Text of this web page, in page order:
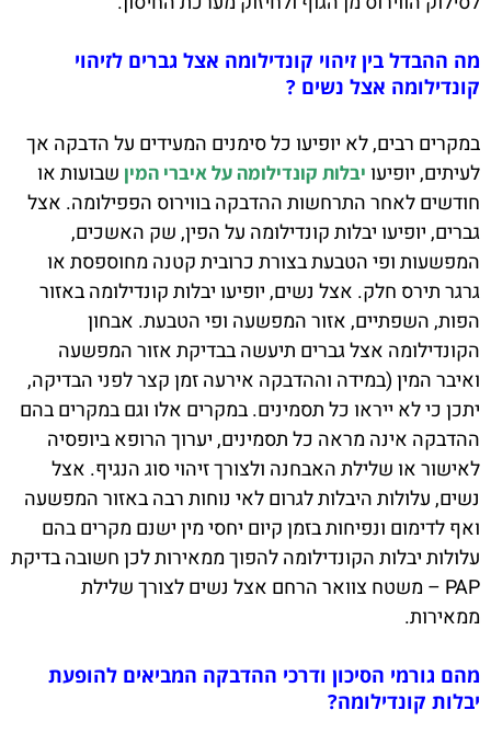
מה ההבדל בין זיהוי קונדילומה אצל גברים לזיהוי
קונדילומה אצל נשים ?
במקרים רבים, לא יופיעו כל סימנים המעידים על הדבקה אך
לעיתים, יופיעו יבלות קונדילומה על איברי המין שבועות או
חודשים לאחר התרחשות ההדבקה בווירוס הפפילומה. אצל
גברים, יופיעו יבלות קונדילומה על הפין, שק האשכים,
המפשעות ופי הטבעת בצורת כרובית קטנה מחוספסת או
גרגר תירס חלק. אצל נשים, יופיעו יבלות קונדילומה באזור
הפות, השפתיים, אזור המפשעה ופי הטבעת. אבחון
הקונדילומה אצל גברים תיעשה בבדיקת אזור המפשעה
ואיבר המין (במידה וההדבקה אירעה זמן קצר לפני הבדיקה,
יתכן כי לא ייראו כל תסמינים. במקרים אלו וגם במקרים בהם
ההדבקה אינה מראה כל תסמינים, יערוך הרופא ביופסיה
לאישור או שלילת האבחנה ולצורך זיהוי סוג הנגיף. אצל
נשים, עלולות היבלות לגרום לאי נוחות רבה באזור המפשעה
ואף לדימום ונפיחות בזמן קיום יחסי מין ישנם מקרים בהם
עלולות יבלות הקונדילומה להפוך ממאירות לכן חשובה בדיקת
PAP – משטח צוואר הרחם אצל נשים לצורך שלילת
ממאירות.
מהם גורמי הסיכון ודרכי ההדבקה המביאים להופעת
יבלות קונדילומה?